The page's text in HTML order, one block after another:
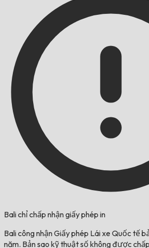
Bali chỉ chấp nhận giấy phép in
Bali công nhận Giấy phép Lái xe Quốc tế
năm. Bản sao kỹ thuật số không được